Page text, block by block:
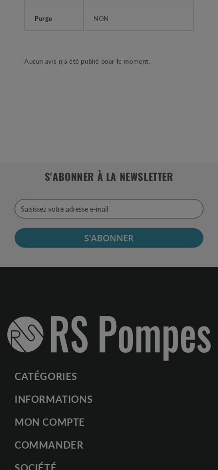
Purge NON
Aucun avis n'a été publié pour le moment.
S'ABONNER À LA NEWSLETTER
S'ABONNER
CATÉGORIES
INFORMATIONS
MON COMPTE
COMMANDER